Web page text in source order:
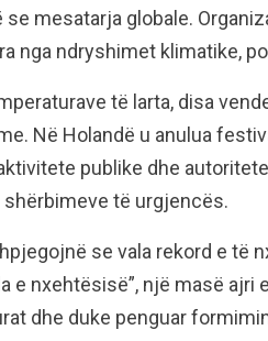
se mesatarja globale.
nga ndryshimet klimatike,
të larta, disa
Në Holandë u anulua
publike dhe
shërbimeve të urgjencës.
se vala rekord e të
e nxehtësisë”, një masë
dhe duke penguar